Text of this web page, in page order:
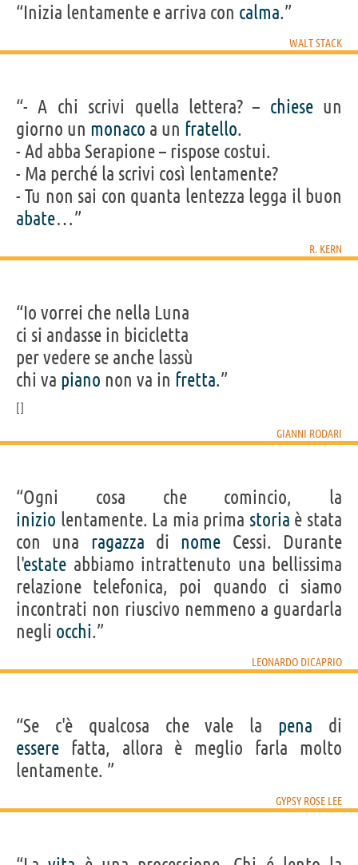
“Inizia lentamente e arriva con calma.”
WALT STACK
“- A chi scrivi quella lettera? – chieseun
giorno un monaco a un fratello.
- Ad abba Serapione – rispose costui.
- Ma perché la scrivi così lentamente?
- Tu non sai con quanta lentezza legga il buon
abate…”
R. KERN
“Io vorrei che nella Luna
ci si andasse in bicicletta
per vedere se anche lassù
chi va piano non va in fretta.”
GIANNI RODARI
“Ogni cosa che comincio, la
inizio lentamente. La mia prima storia è stata
con una ragazza di nome Cessi. Durante
l'estate abbiamo intrattenuto una bellissima
relazione telefonica, poi quando ci siamo
incontrati non riuscivo nemmeno a guardarla
negli occhi.”
LEONARDO DICAPRIO
“Se c'è qualcosa che vale la pena di
essere fatta, allora è meglio farla molto
lentamente. ”
GYPSY ROSE LEE